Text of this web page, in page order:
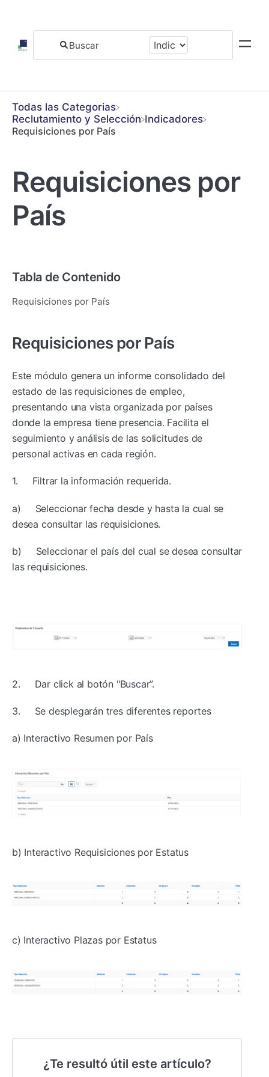
Todas las Categorias
​Reclutamiento y Selección ​Indicadores
Requisiciones por País
Requisiciones por
País
Tabla de Contenido
Requisiciones por País
Requisiciones por País
Este módulo genera un informe consolidado del
estado de las requisiciones de empleo,
presentando una vista organizada por países
donde la empresa tiene presencia. Facilita el
seguimiento y análisis de las solicitudes de
personal activas en cada región.
1. Filtrar la información requerida.
a) Seleccionar fecha desde y hasta la cual se
desea consultar las requisiciones.
b) Seleccionar el país del cual se desea consultar
las requisiciones.
2. Dar click al botón "Buscar”.
3. Se desplegarán tres diferentes reportes
a) Interactivo Resumen por País
b) Interactivo Requisiciones por Estatus
c) Interactivo Plazas por Estatus
¿Te resultó útil este artículo?